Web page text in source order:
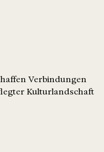
Verbindungen
Kulturlandschaft